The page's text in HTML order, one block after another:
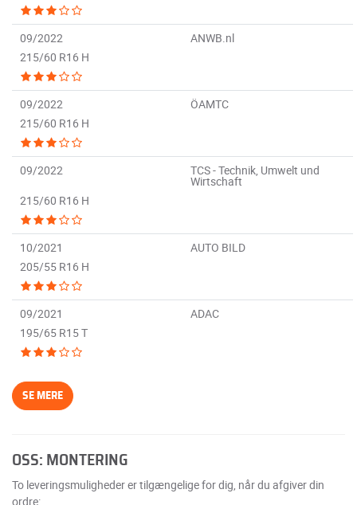
09/2022
ANWB.nl
215/60 R16 H
09/2022
ÖAMTC
215/60 R16 H
09/2022 TCS - Technik, Umwelt und
Wirtschaft
215/60 R16 H
10/2021
AUTO BILD
205/55 R16 H
09/2021
ADAC
195/65 R15 T
SE MERE
OSS: MONTERING
To leveringsmuligheder er tilgængelige for dig, når du afgiver din
ordre: